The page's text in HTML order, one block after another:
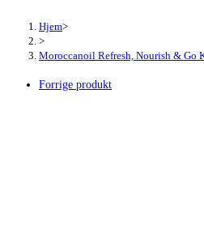
Hjem>
>
Moroccanoil Refresh, Nourish &
Forrige produkt